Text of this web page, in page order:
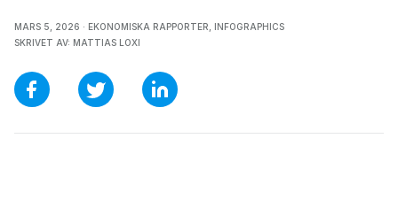
MARS 5, 2026 · EKONOMISKA RAPPORTER, INFOGRAPHICS
SKRIVET AV: MATTIAS LOXI